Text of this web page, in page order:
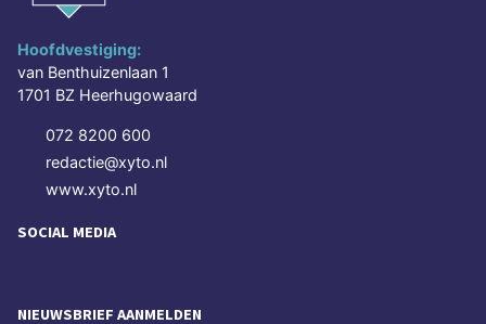
Hoofdvestiging:
van Benthuizenlaan 1
1701 BZ Heerhugowaard
072 8200 600
redactie@xyto.nl
www.xyto.nl
SOCIAL MEDIA
NIEUWSBRIEF AANMELDEN